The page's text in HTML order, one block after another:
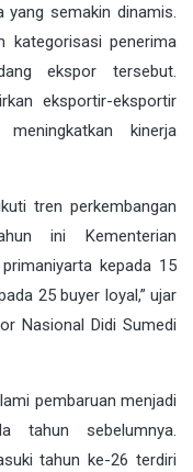
yang semakin dinamis.
kategorisasi penerima
ekspor tersebut.
eksportir-eksportir
kinerja
tren perkembangan
ini Kementerian
kepada 15
25 buyer loyal,” ujar
Nasional Didi Sumedi
pembaruan menjadi
sebelumnya.
tahun ke-26 terdiri